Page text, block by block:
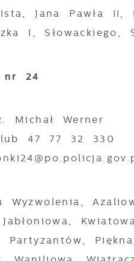
Jana Pawła II,
I, Słowackiego,
nr 24
Michał Werner
47 77 32 330
Wyzwolenia,